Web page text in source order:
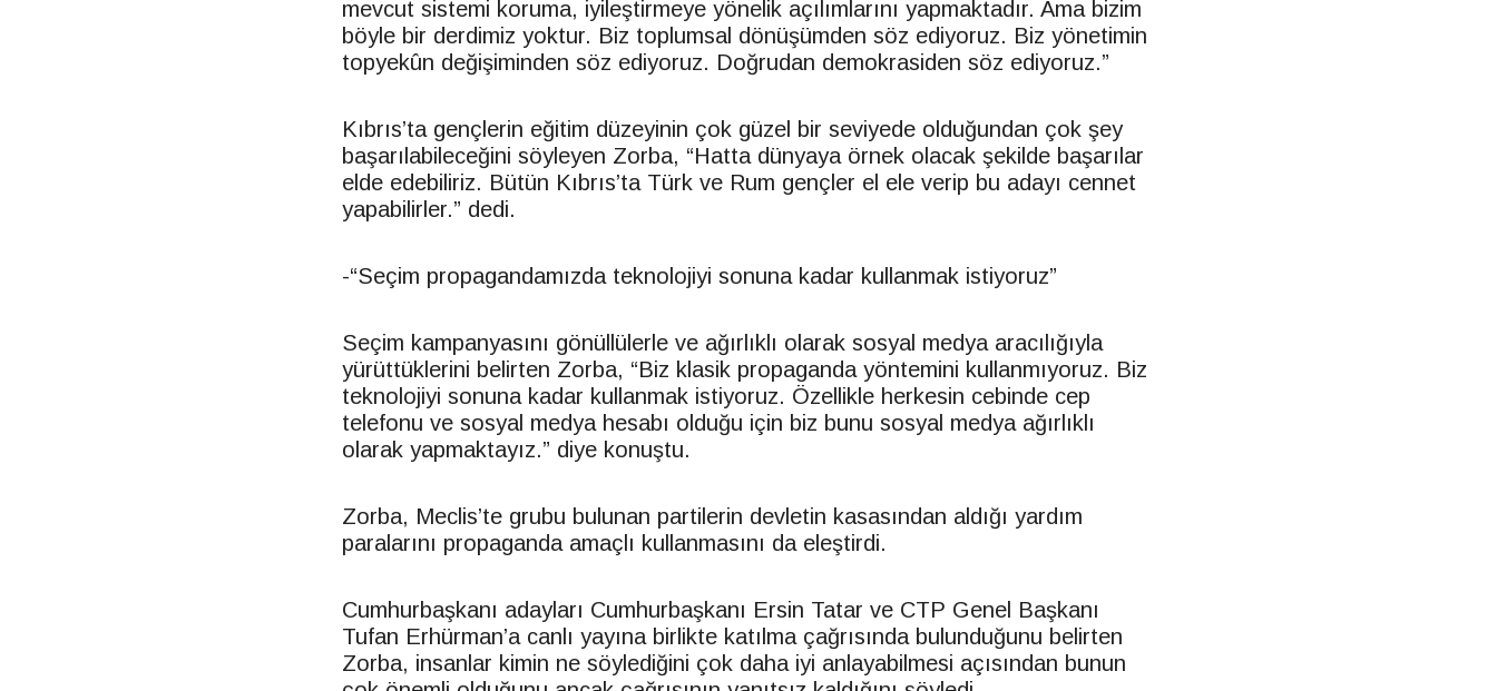
mevcut sistemi koruma, iyileştirmeye yönelik açılımlarını yapmaktadır. Ama bizim
böyle bir derdimiz yoktur. Biz toplumsal dönüşümden söz ediyoruz. Biz yönetimin
topyekûn değişiminden söz ediyoruz. Doğrudan demokrasiden söz ediyoruz.”
Kıbrıs’ta gençlerin eğitim düzeyinin çok güzel bir seviyede olduğundan çok şey
başarılabileceğini söyleyen Zorba, “Hatta dünyaya örnek olacak şekilde başarılar
elde edebiliriz. Bütün Kıbrıs’ta Türk ve Rum gençler el ele verip bu adayı cennet
yapabilirler.” dedi.
-“Seçim propagandamızda teknolojiyi sonuna kadar kullanmak istiyoruz”
Seçim kampanyasını gönüllülerle ve ağırlıklı olarak sosyal medya aracılığıyla
yürüttüklerini belirten Zorba, “Biz klasik propaganda yöntemini kullanmıyoruz. Biz
teknolojiyi sonuna kadar kullanmak istiyoruz. Özellikle herkesin cebinde cep
telefonu ve sosyal medya hesabı olduğu için biz bunu sosyal medya ağırlıklı
olarak yapmaktayız.” diye konuştu.
Zorba, Meclis’te grubu bulunan partilerin devletin kasasından aldığı yardım
paralarını propaganda amaçlı kullanmasını da eleştirdi.
Cumhurbaşkanı adayları Cumhurbaşkanı Ersin Tatar ve CTP Genel Başkanı
Tufan Erhürman’a canlı yayına birlikte katılma çağrısında bulunduğunu belirten
Zorba, insanlar kimin ne söylediğini çok daha iyi anlayabilmesi açısından bunun